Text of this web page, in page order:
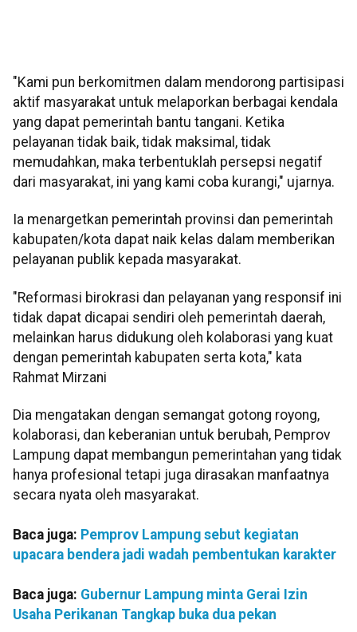
"Kami pun berkomitmen dalam mendorong partisipasi
aktif masyarakat untuk melaporkan berbagai kendala
yang dapat pemerintah bantu tangani. Ketika
pelayanan tidak baik, tidak maksimal, tidak
memudahkan, maka terbentuklah persepsi negatif
dari masyarakat, ini yang kami coba kurangi," ujarnya.
Ia menargetkan pemerintah provinsi dan pemerintah
kabupaten/kota dapat naik kelas dalam memberikan
pelayanan publik kepada masyarakat.
"Reformasi birokrasi dan pelayanan yang responsif ini
tidak dapat dicapai sendiri oleh pemerintah daerah,
melainkan harus didukung oleh kolaborasi yang kuat
dengan pemerintah kabupaten serta kota," kata
Rahmat Mirzani
Dia mengatakan dengan semangat gotong royong,
kolaborasi, dan keberanian untuk berubah, Pemprov
Lampung dapat membangun pemerintahan yang tidak
hanya profesional tetapi juga dirasakan manfaatnya
secara nyata oleh masyarakat.
Baca juga: Pemprov Lampung sebut kegiatan
upacara bendera jadi wadah pembentukan karakter
Baca juga: Gubernur Lampung minta Gerai Izin
Usaha Perikanan Tangkap buka dua pekan